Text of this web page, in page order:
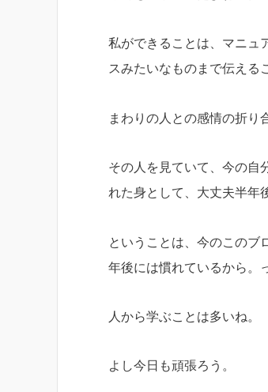
私ができることは、マニュ
スみたいなものまで伝える
まわりの人との感情の折り
その人を見ていて、今の自
れた身として、大丈夫半年
ということは、今のこのブ
年後には慣れているから。
人から学ぶことは多いね。
よし今日も頑張ろう。